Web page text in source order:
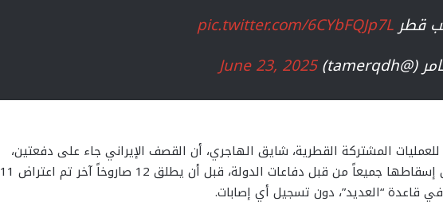
قطرpic.twitter.com/6CYbFQJp7L
June 23, 2025
للعمليات المشتركة القطرية، شايق الهاجري، أن القصف الإيراني جاء على دفعتين،
الأولى عبر 7 صواريخ جرى إسقاطها جميعاً من قبل دفاعات الدولة، قبل أن يطلق 12 صاروخاً آخر تم اعتراض 11
قاعدة “العديد”، دون تسجيل أي إصابات.